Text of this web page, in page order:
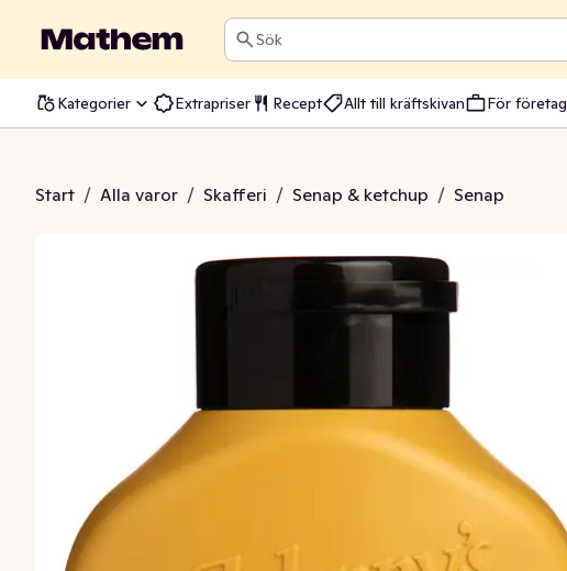
Sök
Kategorier Extrapriser Recept Allt till kräftskivan För företag
Start / Alla varor / Skafferi / Senap & ketchup / Senap
Grovstark